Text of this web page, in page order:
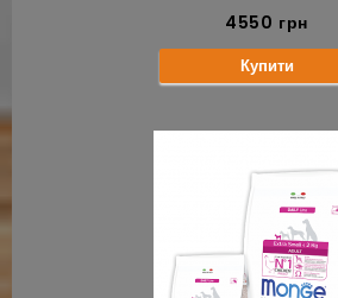
4550 грн
Купити